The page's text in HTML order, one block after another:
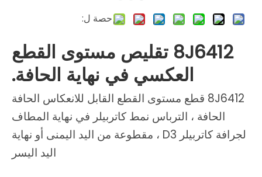
حصة ل:
8J6412 تقليص مستوى القطع
العكسي في نهاية الحافة.
8J6412 قطع مستوى القطع القابل للانعكاس الحافة
الحافة ، الترباس نمط كاتربيلر في نهاية المطاف
لجرافة كاتربيلر D3 ، مقطوعة من اليد اليمنى أو نهاية
اليد اليسر